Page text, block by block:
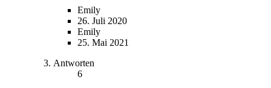
Emily
26. Juli 2020
Emily
25. Mai 2021
Antworten
6